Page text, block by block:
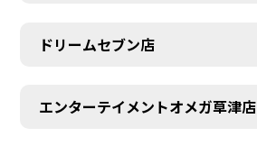
ドリームセブン店
エンターテイメントオメガ草津店